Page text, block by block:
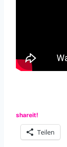
shareit!
Teilen